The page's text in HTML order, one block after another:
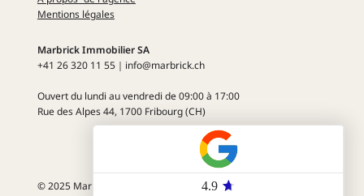
Marbrick Immobilier SA
+41 26 320 11 55​​｜info@marbrick.ch
Ouvert du lundi au vendredi de 09:00 à 17:00
Rue des Alpes 44, 1700 Fribourg (CH)
Mentions légales
© 2025 Marbrick Immobilier SA. Tout droit réservé.